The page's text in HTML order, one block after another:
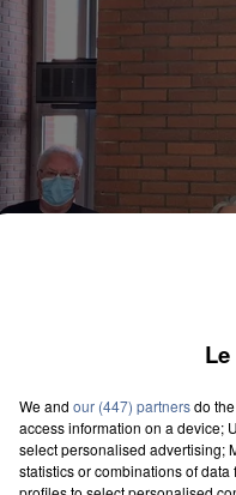
We and our (447) partnersdo
access information on a device;
select personalised advertising;
statistics or combinations of